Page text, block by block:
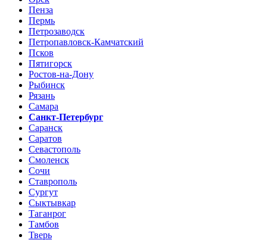
Пенза
Пермь
Петрозаводск
Петропавловск-Камчатский
Псков
Пятигорск
Ростов-на-Дону
Рыбинск
Рязань
Самара
Санкт-Петербург
Саранск
Саратов
Севастополь
Смоленск
Сочи
Ставрополь
Сургут
Сыктывкар
Таганрог
Тамбов
Тверь